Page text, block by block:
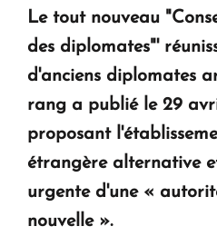
KASA : 30 ans d'audace,
en Arménie
Le premier hôtel Hyatt
ouvrira ses portes à Dilijan
Le tout nouveau
des diplomates"'
d'anciens diplomates
rang a publié le 29
proposant
étrangère alternative
urgente d'une «
nouvelle ».